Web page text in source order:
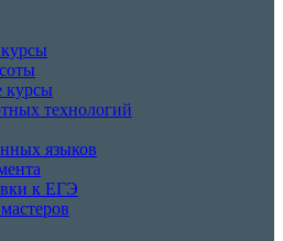
курсы
технологий
языков
к ЕГЭ